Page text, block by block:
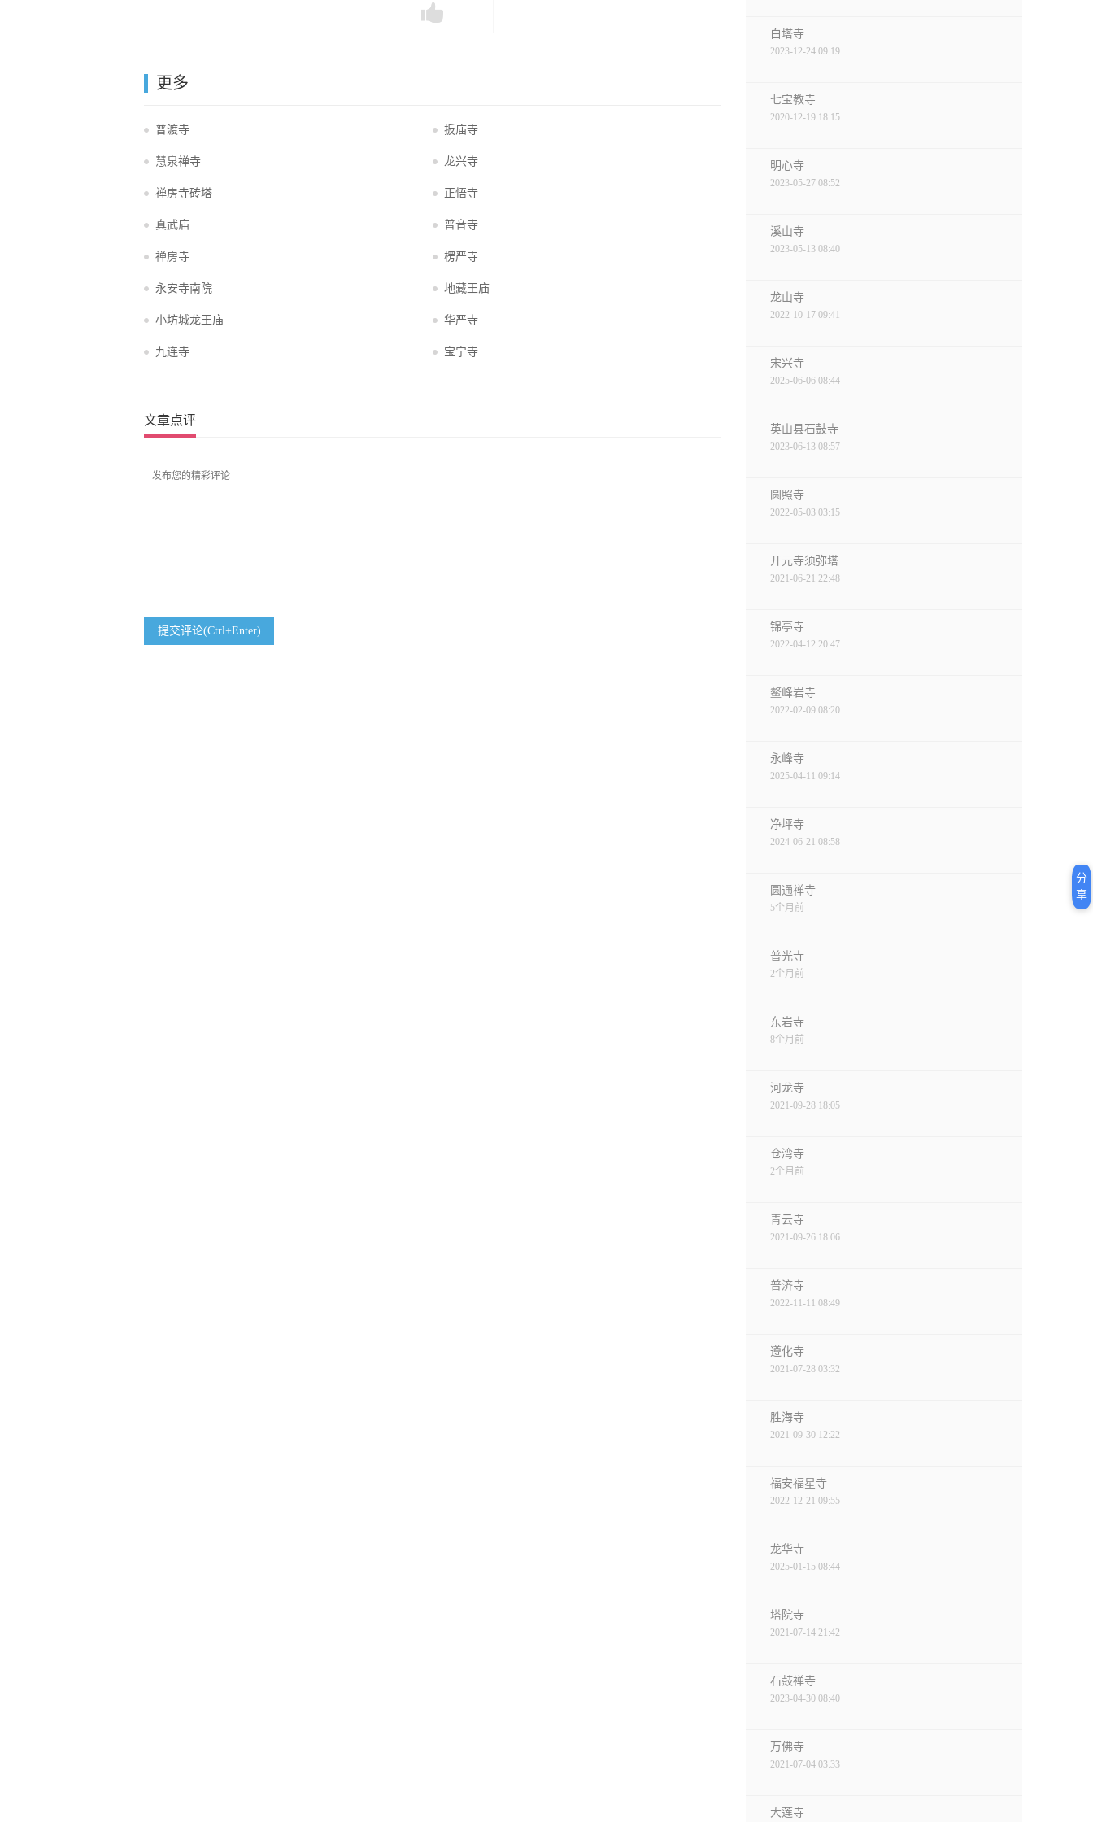
更多
普渡寺 扳庙寺
慧泉禅寺 龙兴寺
禅房寺砖塔 正悟寺
真武庙 普音寺
禅房寺 楞严寺
永安寺南院 地藏王庙
小坊城龙王庙 华严寺
九连寺 宝宁寺
文章点评
提交评论(Ctrl+Enter)
白塔寺
2023-12-24 09:19
七宝教寺
2020-12-19 18:15
明心寺
2023-05-27 08:52
溪山寺
2023-05-13 08:40
龙山寺
2022-10-17 09:41
宋兴寺
2025-06-06 08:44
英山县石鼓寺
2023-06-13 08:57
圆照寺
2022-05-03 03:15
开元寺须弥塔
2021-06-21 22:48
锦亭寺
2022-04-12 20:47
鳌峰岩寺
2022-02-09 08:20
永峰寺
2025-04-11 09:14
净坪寺
2024-06-21 08:58
圆通禅寺
5个月前
普光寺
2个月前
东岩寺
8个月前
河龙寺
2021-09-28 18:05
仓湾寺
2个月前
青云寺
2021-09-26 18:06
普济寺
2022-11-11 08:49
遵化寺
2021-07-28 03:32
胜海寺
2021-09-30 12:22
福安福星寺
2022-12-21 09:55
龙华寺
2025-01-15 08:44
塔院寺
2021-07-14 21:42
石鼓禅寺
2023-04-30 08:40
万佛寺
2021-07-04 03:33
大莲寺
分
享